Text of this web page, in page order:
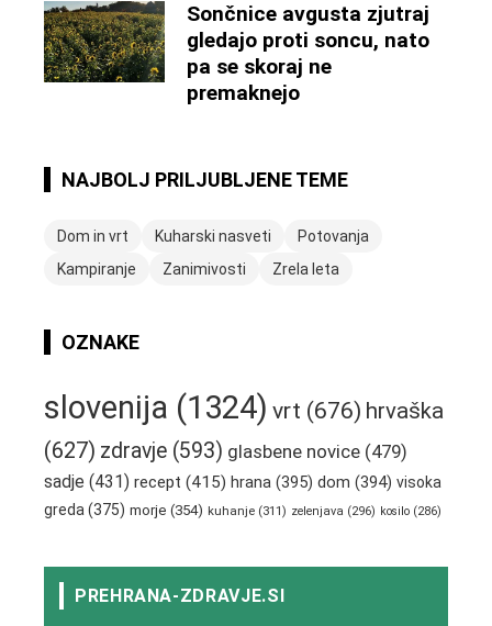
Sončnice avgusta zjutraj
gledajo proti soncu, nato
pa se skoraj ne
premaknejo
NAJBOLJ PRILJUBLJENE TEME
Dom in vrt Kuharski nasveti
Potovanja
Kampiranje
Zanimivosti Zrela leta
OZNAKE
slovenija (1324) vrt (676) hrvaška
(627) zdravje (593) glasbene novice (479)
sadje (431) recept (415) hrana (395) dom (394) visoka
greda(375) morje (354) kuhanje (311) zelenjava (296) kosilo (286)